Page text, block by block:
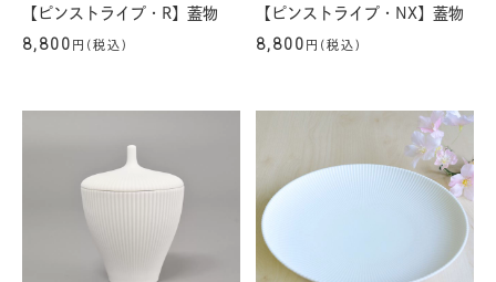
【ピンストライプ・R】蓋物
8,800 円(税込)
【ピンストライプ・NX】蓋物
8,800 円(税込)